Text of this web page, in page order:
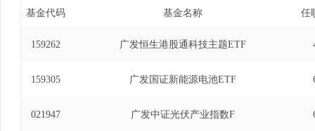
数证券投资基金基金经理(自2022年12月28日
放式指数证券投资基金发起式联接基金基金经
2025年4月30日)、广发中证半导体材料设备主
证券投资基金基金经理(自2024年5月16日至
基金代码 基金名称 任
159262 广发恒生港股通科技主题ETF
159305 广发国证新能源电池ETF
021947 广发中证光伏产业指数F